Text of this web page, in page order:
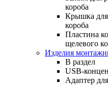
короба
Крышка для
короба
Пластина
щелевого
Изделия
В раздел
USB-
Адаптер